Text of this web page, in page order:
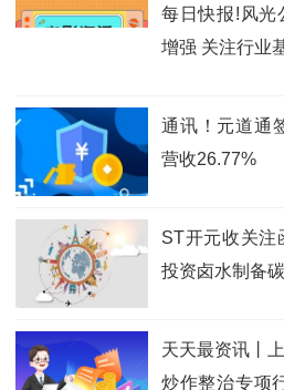
每日快报!风光
增强 关注行业
通讯！元道通
营收26.77%
ST开元收关注
投资卤水制备碳
天天最资讯丨
炒作整治专项